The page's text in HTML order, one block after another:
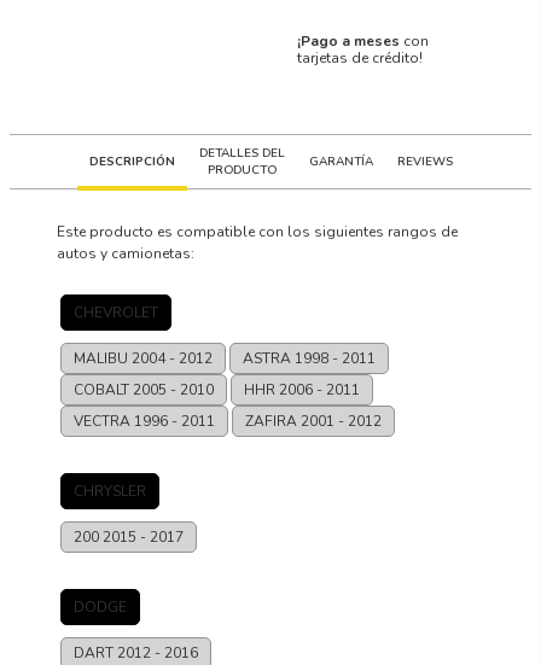
¡Pago a meses con
tarjetas de crédito!
DESCRIPCIÓN
DETALLES DEL
PRODUCTO
GARANTÍA REVIEWS
Este producto es compatible con los siguientes rangos de
autos y camionetas:
CHEVROLET
MALIBU 2004 - 2012 ASTRA 1998 - 2011
COBALT 2005 - 2010 HHR 2006 - 2011
VECTRA 1996 - 2011 ZAFIRA 2001 - 2012
CHRYSLER
200 2015 - 2017
DODGE
DART 2012 - 2016